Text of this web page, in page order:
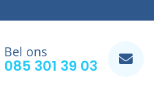
Bel ons
085 301 39 03